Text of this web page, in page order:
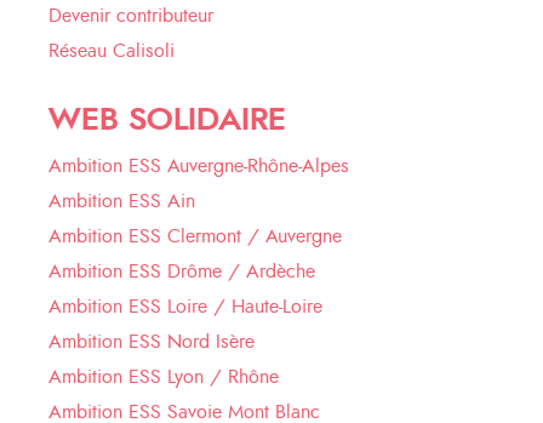
Devenir contributeur
Réseau Calisoli
WEB SOLIDAIRE
Ambition ESS Auvergne-Rhône-Alpes
Ambition ESS Ain
Ambition ESS Clermont / Auvergne
Ambition ESS Drôme / Ardèche
Ambition ESS Loire / Haute-Loire
Ambition ESS Nord Isère
Ambition ESS Lyon / Rhône
Ambition ESS Savoie Mont Blanc